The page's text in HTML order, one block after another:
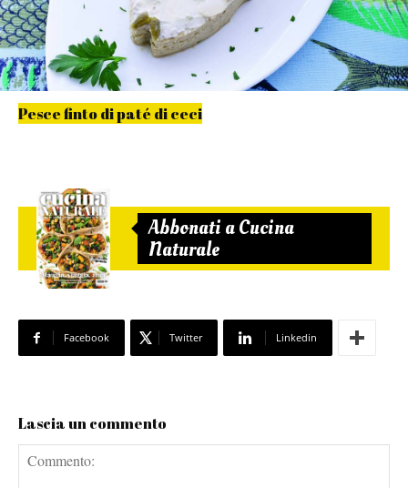
Pesce finto di paté di ceci
Abbonati a Cucina
Naturale
Facebook Twitter Linkedin
Lascia un commento